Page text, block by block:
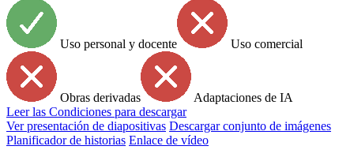
Uso personal y docente Uso comercial
Obras derivadas
Adaptaciones de IA
Leerlas Condiciones para descargar
Ver presentación de diapositivas Descargar conjunto de imágenes
Planificador de historias Enlace de vídeo